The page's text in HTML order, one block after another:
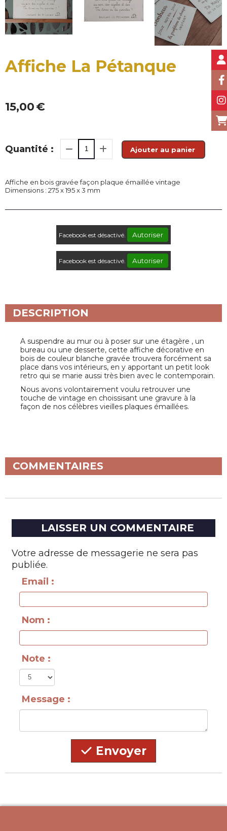
Affiche La Pétanque
15,00€
Quantité : Ajouter au panier
Affiche en bois gravée façon plaque émaillée vintage
Dimensions : 275 x 195 x 3 mm
Facebook est désactivé. Autoriser
Facebook est désactivé. Autoriser
DESCRIPTION
A suspendre au mur ou à poser sur une étagère , un
bureau ou une desserte, cette affiche décorative en
bois de couleur blanche gravée trouvera forcément sa
place dans vos intérieurs, en y apportant un petit look
retro qui se marie aussi très bien avec le contemporain.
Nous avons volontairement voulu retrouver une
touche de vintage en choissisant une gravure à la
façon de nos célèbres vieilles plaques émaillées.
COMMENTAIRES
LAISSER UN COMMENTAIRE
Votre adresse de messagerie ne sera pas
publiée.
Email :
Nom :
Note :
Message :
Envoyer